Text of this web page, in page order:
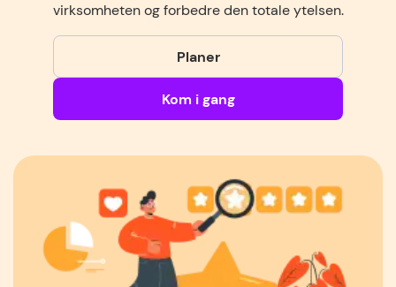
virksomheten og forbedre den totale ytelsen.
Planer
Kom i gang